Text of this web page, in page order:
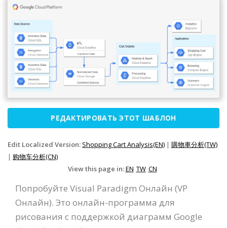
РЕДАКТИРОВАТЬ ЭТОТ ШАБЛОН
Edit Localized Version: Shopping Cart Analysis(EN) | 購物車分析(TW)
| 购物车分析(CN)
View this page in:EN TW CN
Попробуйте Visual Paradigm Онлайн (VP
Онлайн). Это онлайн-программа для
рисования с поддержкой диаграмм Google